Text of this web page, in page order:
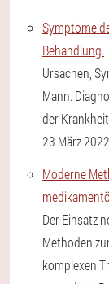
Symptome
Behandlung.
Ursachen,
Mann.
der
23 März 2022
Moderne
Der Einsatz
Methoden
komplexen